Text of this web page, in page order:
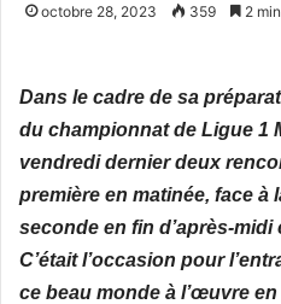
octobre 28, 2023 359 2
Dans le cadre de sa
du championnat de Ligue 1
vendredi dernier deux
première en matinée, face à
seconde en fin d’après-midi
C’était l’occasion pour
ce beau monde à l’œuvre